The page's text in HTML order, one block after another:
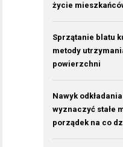
życie
Sprzątanie blatu
metody
powierzchni
Nawyk
wyznaczyć stałe
porządek na co